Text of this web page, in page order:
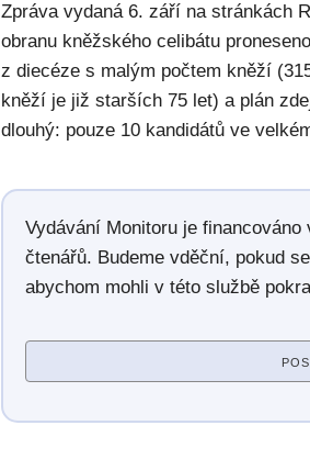
Zpráva vydaná 6. září na stránkách
obranu kněžského celibátu
z diecéze s malým počtem kněží
kněží je již starších 75 let) a plán
dlouhý: pouze 10 kandidátů ve
Vydávání Monitoru je
čtenářů. Budeme vděční, pokud
abychom mohli v této službě